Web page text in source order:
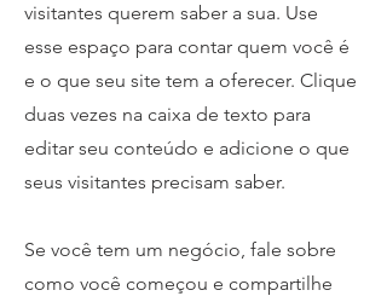
visitantes querem saber a sua. Use
esse espaço para contar quem você é
e o que seu site tem a oferecer. Clique
duas vezes na caixa de texto para
editar seu conteúdo e adicione o que
seus visitantes precisam saber.
Se você tem um negócio, fale sobre
como você começou e compartilhe